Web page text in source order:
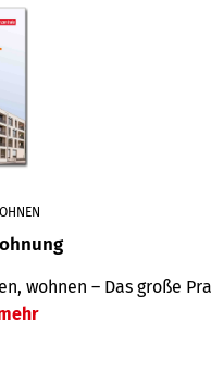
wohnen – Das große